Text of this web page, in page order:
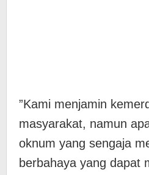
​”Kami menjamin
masyarakat, namun
oknum yang sengaja
berbahaya yang dapat